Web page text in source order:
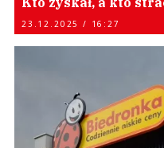
23.12.2025 / 16:27